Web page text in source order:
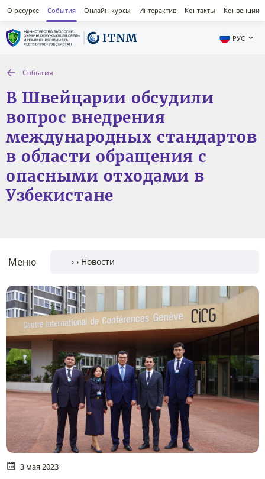
О ресурсе События Онлайн-курсы Интерактив Контакты Конвенции
РУС
События
В Швейцарии обсудили
вопрос внедрения
международных стандартов
в области обращения с
опасными отходами в
Узбекистане
Меню
3 мая 2023